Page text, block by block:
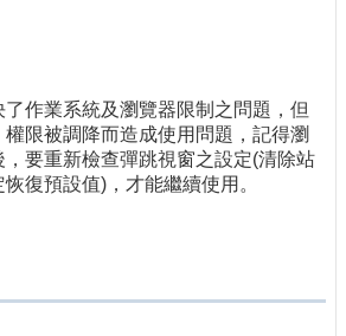
作業系統及瀏覽器限制之問題，但
限被調降而造成使用問題，記得瀏
要重新檢查彈跳視窗之設定(清除站
復預設值)，才能繼續使用。